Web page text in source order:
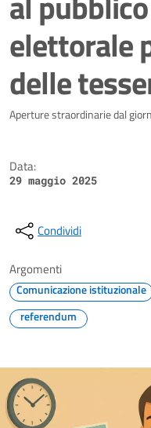
elettorale
delle
Dettagli
Aperture straordinarie dal
Data:
29 maggio 2025
Condividi
Argomenti
Comunicazione istituzionale
referendum